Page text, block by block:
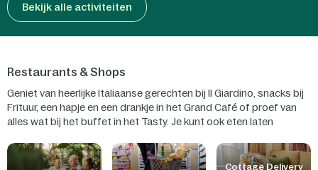
Bekijk alle activiteiten
Restaurants & Shops
Geniet van heerlijke Italiaanse gerechten bij Il Giardino, snacks bij
Frituur, een hapje en een drankje in het Grand Café of proef van
alles wat bij het buffet in het Tasty. Je kunt ook eten laten
in onze boetiekjes.
Cottage Delivery